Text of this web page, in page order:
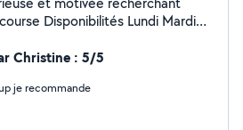
Mardi
Christine : 5/5
je recommande